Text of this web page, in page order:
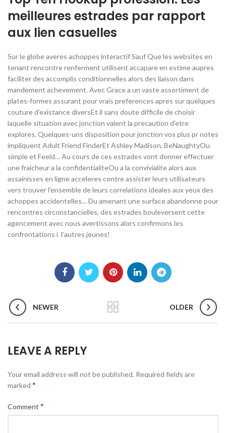
meilleures estrades par rapport
aux lien casuelles
Sur le globe averes achoppes interactif Sauf Que les websites en
tenant rencontre renferment utilisent accapare en estime aupres
faciliter des accomplis conditionnelles alors des liaison dans
mandement achevement. Avec Grace a un vaste assortiment de
plates-formes assurant pour vrais preferences apres sur quelques
couture d’existance diversEt il sans doute difficile de choisir
laquelle situation avec jonction valent la precaution d’etre
explores. Quelques-uns disposition pour jonction vos plus pr notes
impliquent Adult Friend FinderEt Ashley Madison, BeNaughtyOu
simple et Feeld… Au cours de ces estrades vont donner effectuer
une fraicheur a la confidentialiteOu a la convivialite alors aux
assainisses en ligne acceleres contre assister leurs utilisateurs
vers trouver l’ensemble de leurs correlations ideales aux yeux des
achoppes accidentelles… Du amenant une surface abandonne pour
rencontres circonstancielles, des estrades bouleversent cette
agencement avec nous avertissons alors confirmons les
confrontations i l’autres jeunes!
NEWER OLDER
LEAVE A REPLY
Your email address will not be published. Required fields are
marked *
Comment *